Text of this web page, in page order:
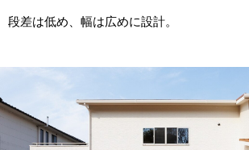
段差は低め、幅は広めに設計。